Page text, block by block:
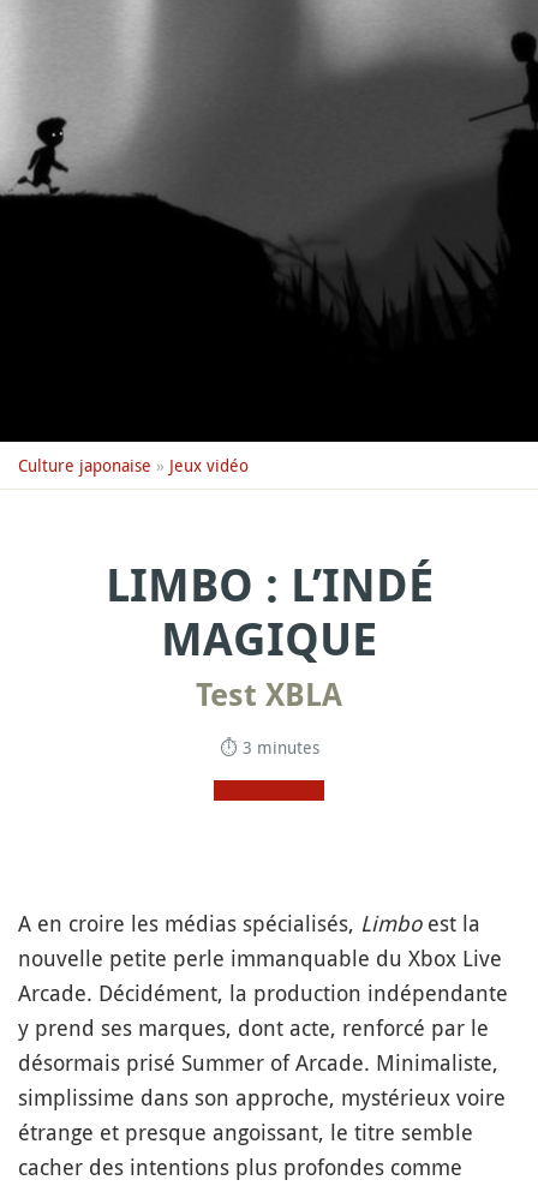
Culture japonaise » Jeux vidéo
LIMBO : L’INDÉ
MAGIQUE
Test XBLA
⏱ 3 minutes
A en croire les médias spécialisés, Limboest la
nouvelle petite perle immanquable du Xbox Live
Arcade. Décidément, la production indépendante
y prend ses marques, dont acte, renforcé par le
désormais prisé Summer of Arcade. Minimaliste,
simplissime dans son approche, mystérieux voire
étrange et presque angoissant, le titre semble
cacher des intentions plus profondes comme